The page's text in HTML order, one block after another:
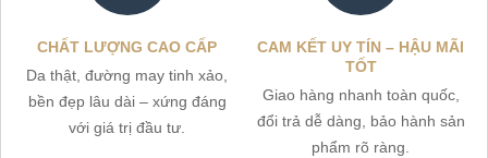
CHẤT LƯỢNG CAO CẤP
Da thật, đường may tinh xảo,
bền đẹp lâu dài – xứng đáng
với giá trị đầu tư.
CAM KẾT UY TÍN – HẬU MÃI
TỐT
Giao hàng nhanh toàn quốc,
đổi trả dễ dàng, bảo hành sản
phẩm rõ ràng.